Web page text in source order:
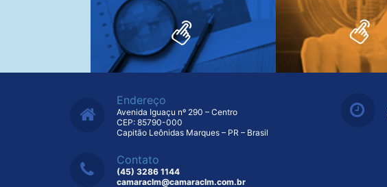
Endereço
Avenida Iguaçu nº 290 – Centro
CEP: 85790-000
Capitão Leônidas Marques – PR – Brasil
Contato
(45) 3286 1144
camaraclm@camaraclm.com.br